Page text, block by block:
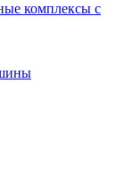
комплексы с